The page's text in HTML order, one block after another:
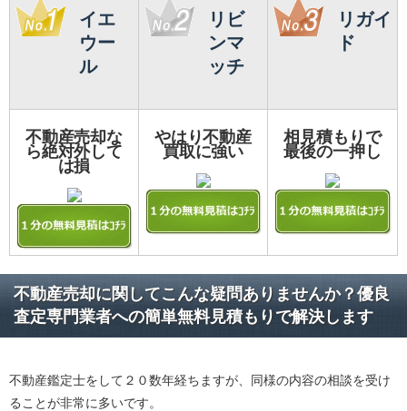
イエ
ウー
ル
リビ
ンマ
ッチ
リガイ
ド
不動産売却な
ら絶対外して
は損
やはり不動産
買取に強い
相見積もりで
最後の一押し
不動産売却に関してこんな疑問ありませんか？優良
査定専門業者への簡単無料見積もりで解決します
不動産鑑定士をして２０数年経ちますが、同様の内容の相談を受け
ることが非常に多いです。